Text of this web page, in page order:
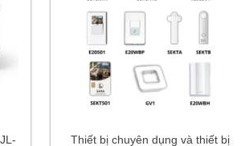
Thiết bị chuyên dụng và thiết bị